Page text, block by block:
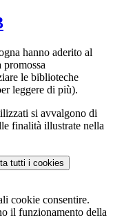
hanno aderito al
le biblioteche
leggere di più).
si avvalgono di
finalità illustrate nella
tutti i cookies
cookie consentire.
il funzionamento della